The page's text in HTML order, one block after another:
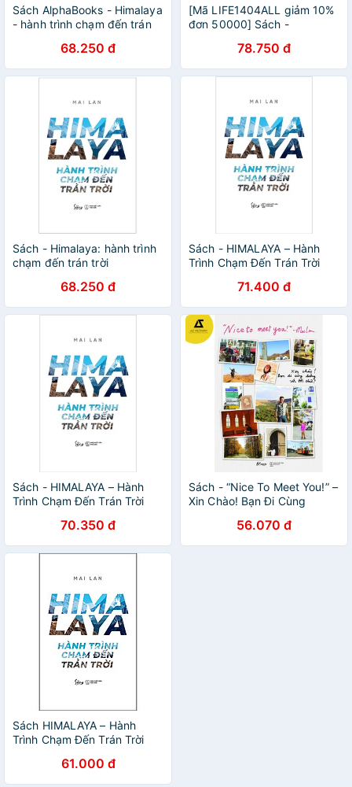
Sách AlphaBooks - Himalaya
- hành trình chạm đến trán
68.250 đ
[Mã LIFE1404ALL giảm 10%
đơn 50000] Sách -
đến trán trời al78.750 đ
Sách - Himalaya: hành trình
chạm đến trán trời
68.250 đ
Sách - HIMALAYA – Hành
Trình Chạm Đến Trán Trời
71.400 đ
Sách - HIMALAYA – Hành
Trình Chạm Đến Trán Trời
70.350 đ
Sách - “Nice To Meet You!” –
Xin Chào! Bạn Đi Cùng
56.070 đ
Sách HIMALAYA – Hành
Trình Chạm Đến Trán Trời
61.000 đ